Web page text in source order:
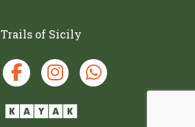
Trails of Sicily